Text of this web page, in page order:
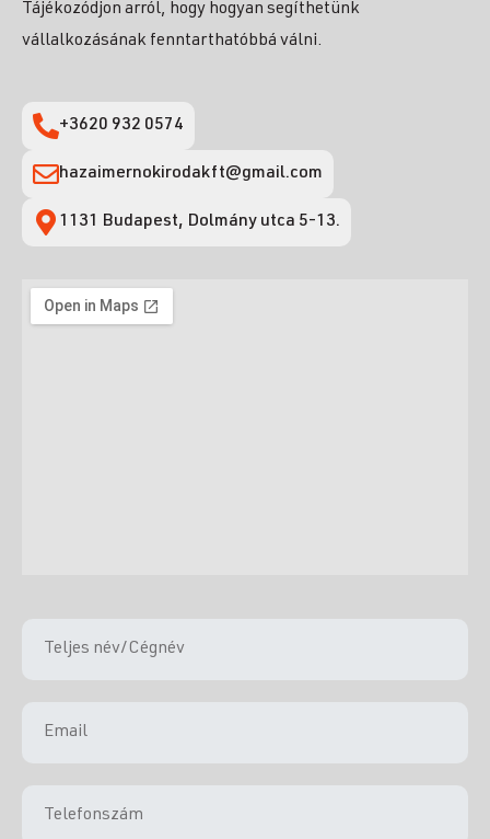
Tájékozódjon arról, hogy hogyan segíthetünk
vállalkozásának fenntarthatóbbá válni.
+3620 932 0574
hazaimernokirodakft@gmail.com
1131 Budapest, Dolmány utca 5-13.